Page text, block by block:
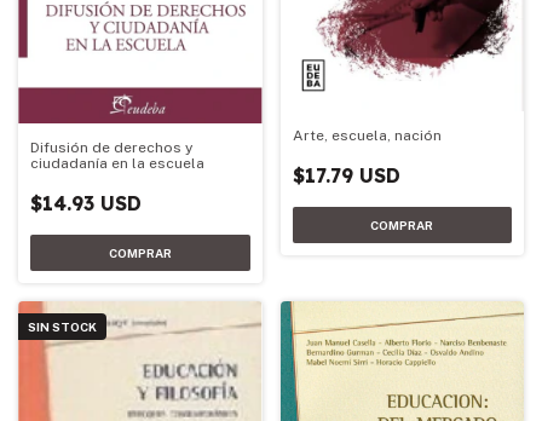
Difusión de derechos y
ciudadanía en la escuela
$14.93 USD
Arte, escuela, nación
$17.79 USD
SIN STOCK